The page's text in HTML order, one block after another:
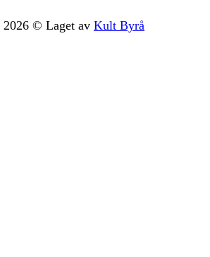
2026 © Laget av Kult Byrå